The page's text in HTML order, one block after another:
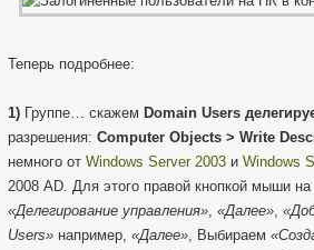
Теперь подробнее:
1) Группе… скажем Domain Users
разрешения: Computer Objects > Write
немного от Windows Server 2003 и Windows
2008 AD. Для этого правой кнопкой мыши
«Делегирование управления», «Далее»,
Users» например, «Далее», Выбираем